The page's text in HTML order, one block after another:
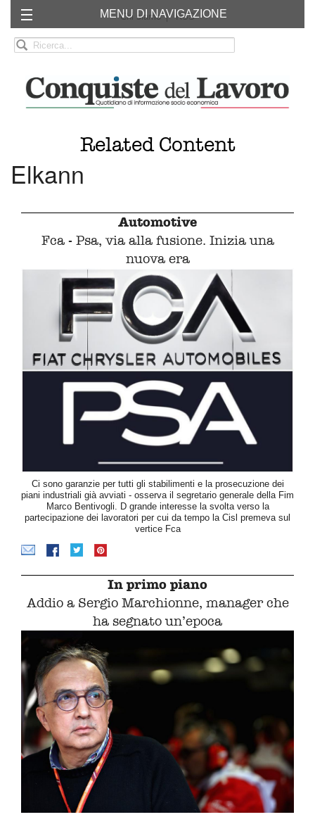
Chi siamo RSS
MENU DI NAVIGAZIONE
Related Content
Elkann
Automotive
Fca - Psa, via alla fusione. Inizia una
nuova era
Ci sono garanzie per tutti gli stabilimenti e la prosecuzione dei
piani industriali già avviati - osserva il segretario generale della Fim
Marco Bentivogli. D grande interesse la svolta verso la
partecipazione dei lavoratori per cui da tempo la Cisl premeva sul
vertice Fca
In primo piano
Addio a Sergio Marchionne, manager che
ha segnato un’epoca